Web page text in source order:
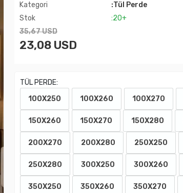
Kategori
:Tül Perde
Stok
:20+
35,67 USD
23,08 USD
TÜL PERDE:
100X250
100X260 100X270
150X260 150X270 150X280
200X270 200X280 250X250
250X280 300X250 300X260
350X250 350X260 350X270